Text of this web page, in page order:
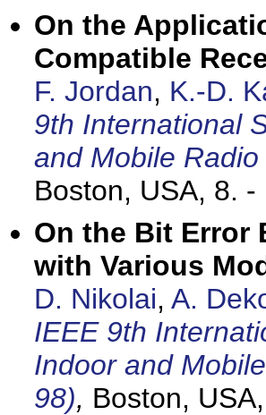
On the
Compatible
F. Jordan, K.-D.
9th International
and Mobile
Boston, USA, 8. -
On the Bit Error
with Various
D. Nikolai, A.
IEEE 9th
Indoor and
98), Boston,